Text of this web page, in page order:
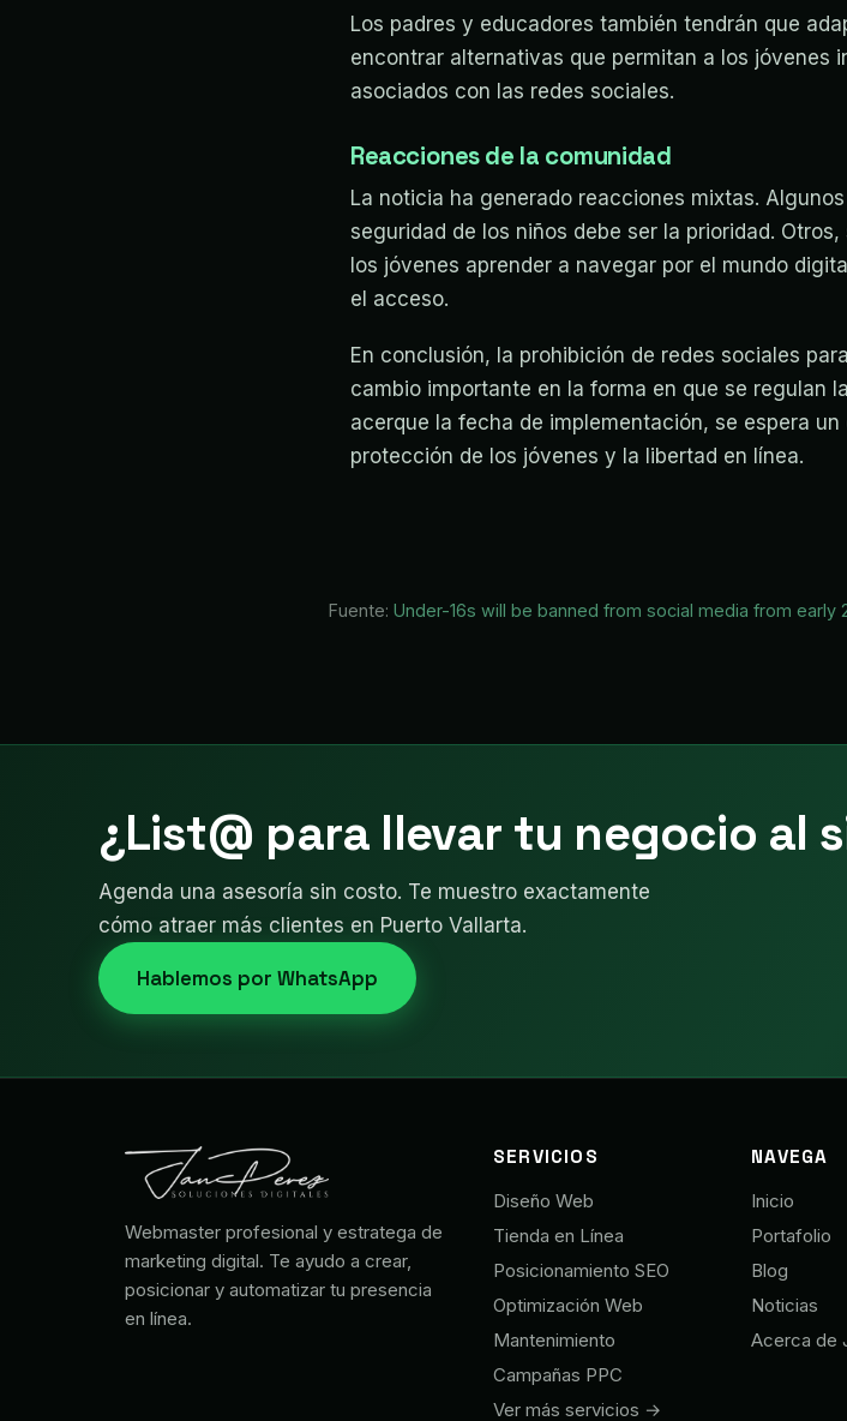
Los padres y educadores también tendrán que
encontrar alternativas que permitan a los jóvenes
asociados con las redes sociales.
Reacciones de la comunidad
La noticia ha generado reacciones mixtas.
seguridad de los niños debe ser la prioridad.
los jóvenes aprender a navegar por el mundo
el acceso.
En conclusión, la prohibición de redes sociales
cambio importante en la forma en que se regulan
acerque la fecha de implementación, se espera
protección de los jóvenes y la libertad en línea.
Fuente: Under-16s will be banned from social media from early
¿List@ para llevar tu negocio al
Agenda una asesoría sin costo. Te muestro exactamente
cómo atraer más clientes en Puerto Vallarta.
Hablemos por WhatsApp
Webmaster profesional y estratega de
marketing digital. Te ayudo a crear,
posicionar y automatizar tu presencia
en línea.
SERVICIOS
Diseño Web
Tienda en Línea
Posicionamiento SEO
Optimización Web
Mantenimiento
Campañas PPC
Ver más servicios →
NAVEGA
Inicio
Portafolio
Blog
Noticias
Acerca de